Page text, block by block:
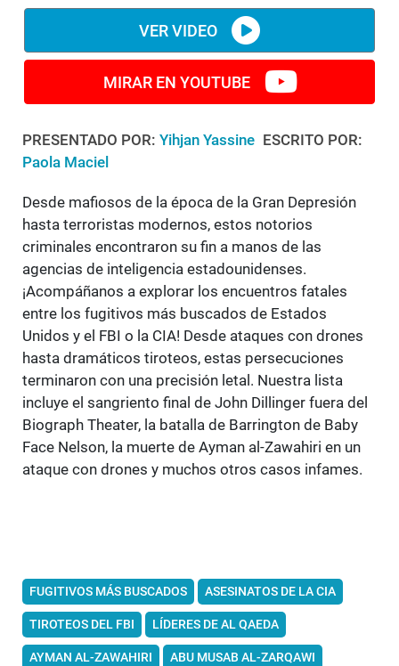
VER VIDEO
MIRAR EN YOUTUBE
PRESENTADO POR: Yihjan Yassine ESCRITO POR:
Paola Maciel
Desde mafiosos de la época de la Gran Depresión
hasta terroristas modernos, estos notorios
criminales encontraron su fin a manos de las
agencias de inteligencia estadounidenses.
¡Acompáñanos a explorar los encuentros fatales
entre los fugitivos más buscados de Estados
Unidos y el FBI o la CIA! Desde ataques con drones
hasta dramáticos tiroteos, estas persecuciones
terminaron con una precisión letal. Nuestra lista
incluye el sangriento final de John Dillinger fuera del
Biograph Theater, la batalla de Barrington de Baby
Face Nelson, la muerte de Ayman al-Zawahiri en un
ataque con drones y muchos otros casos infames.
FUGITIVOS MÁS BUSCADOS ASESINATOS DE LA CIA
TIROTEOS DEL FBI LÍDERES DE AL QAEDA
AYMAN AL-ZAWAHIRI ABU MUSAB AL-ZARQAWI